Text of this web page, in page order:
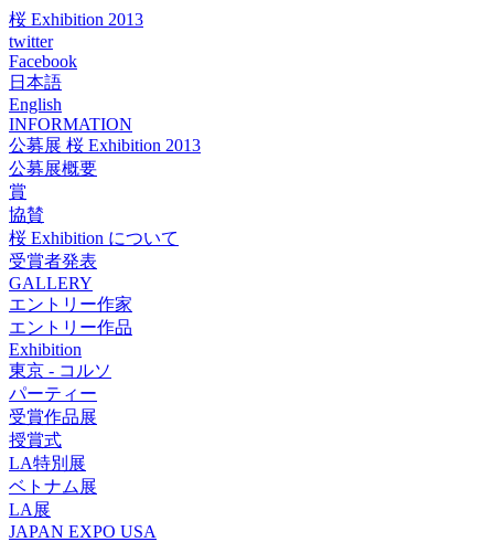
桜 Exhibition 2013
twitter
Facebook
日本語
English
INFORMATION
公募展 桜 Exhibition 2013
公募展概要
賞
協賛
桜 Exhibition について
受賞者発表
GALLERY
エントリー作家
エントリー作品
Exhibition
東京 - コルソ
パーティー
受賞作品展
授賞式
LA特別展
ベトナム展
LA展
JAPAN EXPO USA